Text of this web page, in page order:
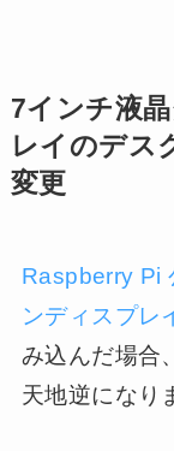
7インチ液
レイのデス
変更
Raspberry Pi
ンディスプレ
み込んだ場合
天地逆になり